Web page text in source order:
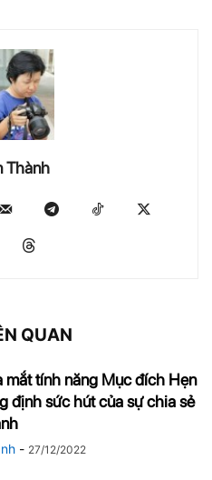
Thành
QUAN
mắt tính năng Mục đích Hẹn
định sức hút của sự chia sẻ
- 27/12/2022